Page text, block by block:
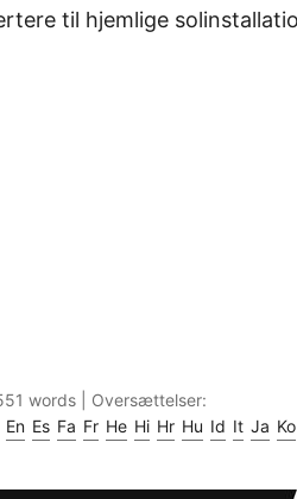
til hjemlige
words | Oversættelser:
En Es Fa Fr He Hi Hr Hu Id It Ja Ko